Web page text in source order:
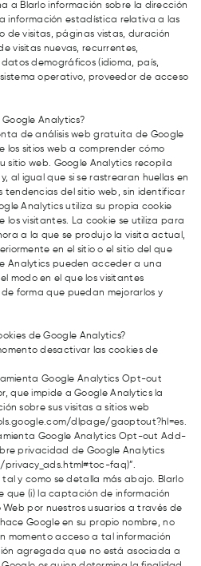
a Blarlo información sobre la dirección
información estadística relativa a las
de visitas, páginas vistas, duración
visitas nuevas, recurrentes,
demográficos (idioma, país,
operativo, proveedor de acceso
Analytics?
de análisis web gratuita de Google
los sitios web a comprender cómo
sitio web. Google Analytics recopila
al igual que si se rastrearan huellas en
tendencias del sitio web, sin identificar
Analytics utiliza su propia cookie
los visitantes. La cookie se utiliza para
a la que se produjo la visita actual,
en el sitio o el sitio del que
Analytics pueden acceder a una
modo en el que los visitantes
forma que puedan mejorarlos y
de Google Analytics?
desactivar las cookies de
Google Analytics Opt-out
que impide a Google Analytics la
sobre sus visitas a sitios web
dlpage/gaoptout?hl=es.
Google Analytics Opt-out Add-
privacidad de Google Analytics
faq)”.
y como se detalla más abajo. Blarlo
que (i) la captación de información
Web por nuestros usuarios a través de
Google en su propio nombre, no
momento acceso a tal información
agregada que no está asociada a